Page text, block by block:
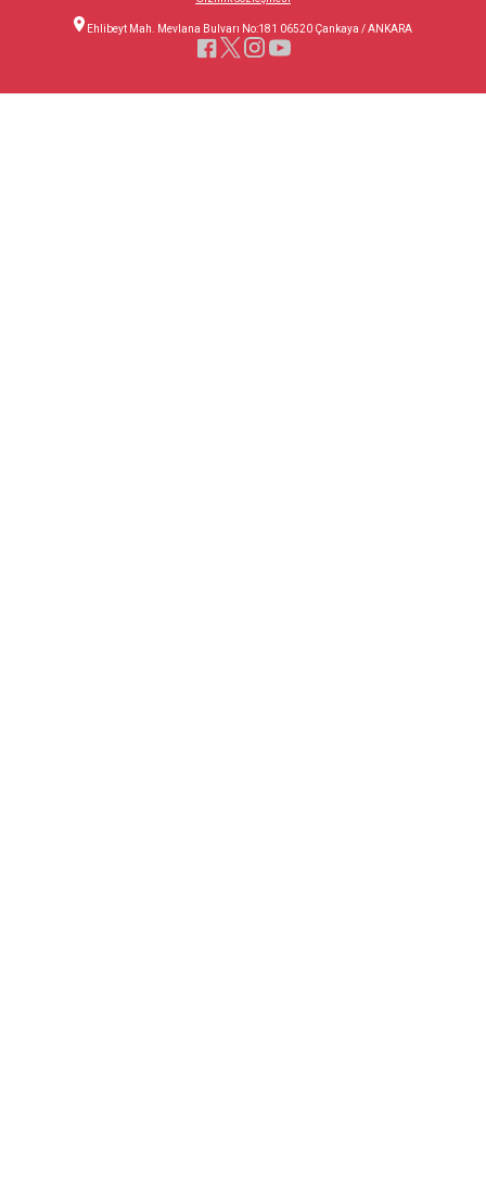
Ehlibeyt Mah. Mevlana Bulvarı No:181 06520 Çankaya / ANKARA